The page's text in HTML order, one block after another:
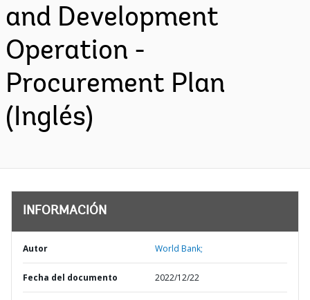
and Development
Operation -
Procurement Plan
(Inglés)
INFORMACIÓN
Autor World Bank;
Fecha del documento 2022/12/22